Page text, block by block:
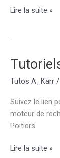
Ouvrir
au
collège
Lire la suite »
Tutos A_Karr /
Suivez le lien
moteur de
Poitiers.
Tutoriels
Lire la suite »